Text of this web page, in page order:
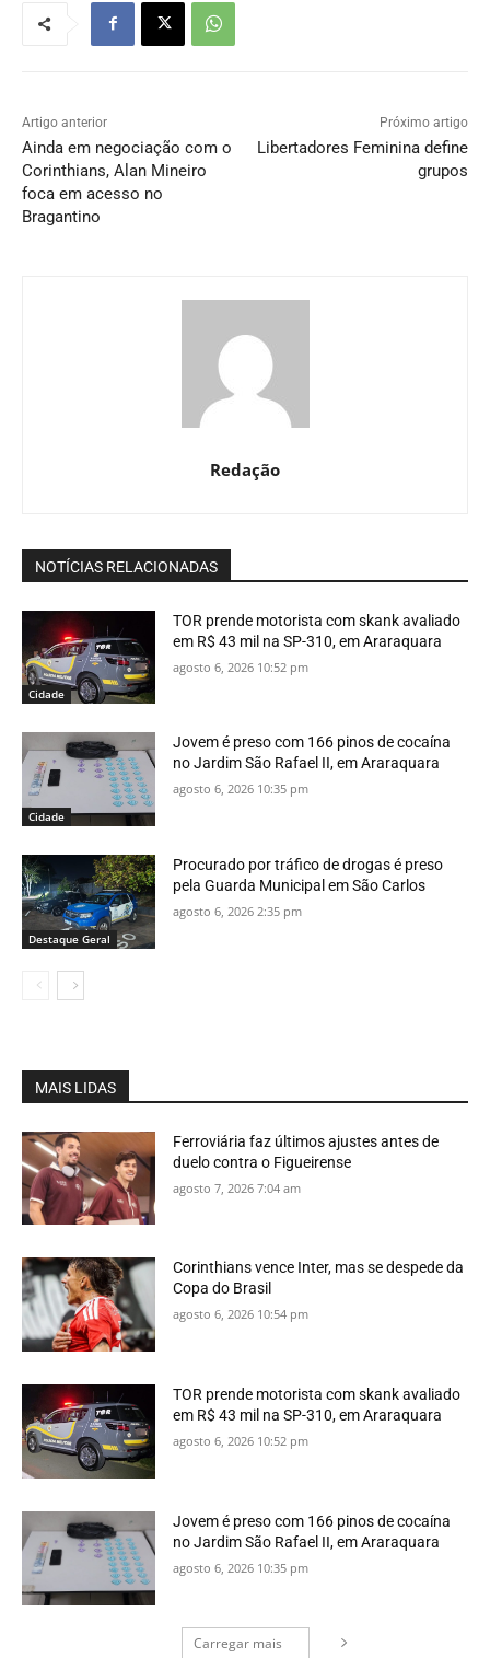
Artigo anterior
Ainda em negociação com o
Corinthians, Alan Mineiro
foca em acesso no
Bragantino
Próximo artigo
Libertadores Feminina define
grupos
Redação
NOTÍCIAS RELACIONADAS
Cidade
TOR prende motorista com skank avaliado
em R$ 43 mil na SP-310, em Araraquara
agosto 6, 2026 10:52 pm
Cidade
Jovem é preso com 166 pinos de cocaína
no Jardim São Rafael II, em Araraquara
agosto 6, 2026 10:35 pm
Destaque Geral
Procurado por tráfico de drogas é preso
pela Guarda Municipal em São Carlos
agosto 6, 2026 2:35 pm
MAIS LIDAS
Ferroviária faz últimos ajustes antes de
duelo contra o Figueirense
agosto 7, 2026 7:04 am
Corinthians vence Inter, mas se despede da
Copa do Brasil
agosto 6, 2026 10:54 pm
TOR prende motorista com skank avaliado
em R$ 43 mil na SP-310, em Araraquara
agosto 6, 2026 10:52 pm
Jovem é preso com 166 pinos de cocaína
no Jardim São Rafael II, em Araraquara
agosto 6, 2026 10:35 pm
Carregar mais